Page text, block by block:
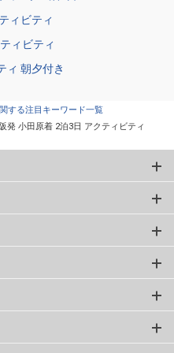
ィビティ
ィビティ
ィ 朝夕付き
する注目キーワード一覧
発 小田原着 2泊3日 アクティビティ